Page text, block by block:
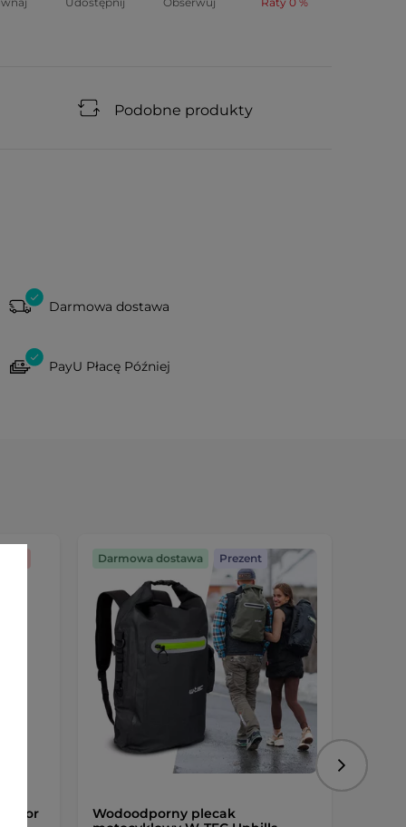
Podobne produkty
Darmowa dostawa
PayU Płacę Później
Wodoodporny plecak
Darmowa dostawa Prezent
Następny